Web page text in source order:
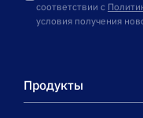
соответствии с
условия получения
Продукты